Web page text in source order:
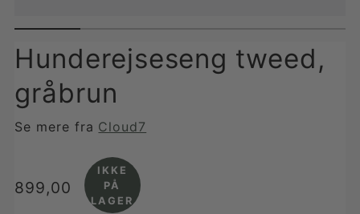
Hunderejseseng tweed,
gråbrun
Se mere fra Cloud7
Translation
899,00
IKKE
PÅ
LAGER